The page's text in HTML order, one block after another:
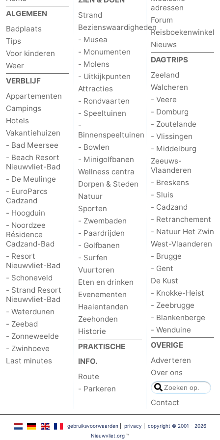
Uitkijkpunten
Attracties
-
Rondvaarten
-
Speeltuinen
-
Binnenspeeltuinen
Bowlen
-
Minigolfbanen
Wellness
centra
Dorpen
&
Steden
Natuur
Sporten
-
Zwembaden
-
Paardrijden
-
Golfbanen
-
Surfen
Vuurtoren
Eten
ALGEMEEN
Badplaats
Tips
Voor kinderen
Weer
VERBLIJF
Appartementen
Campings
Hotels
Vakantiehuizen
- Bad Meersee
- Beach Resort
Nieuwvliet-Bad
- De Meulinge
- EuroParcs
Cadzand
- Hoogduin
- Noordzee
Résidence
Cadzand-Bad
- Resort
Nieuwvliet-Bad
- Schoneveld
- Strand Resort
Nieuwvliet-Bad
- Waterdunen
- Zeebad
- Zonneweelde
- Zwinhoeve
Last minutes
Strand
Bezienswaardigheden
- Musea
- Monumenten
- Molens
- Uitkijkpunten
Attracties
- Rondvaarten
- Speeltuinen
-
Binnenspeeltuinen
- Bowlen
- Minigolfbanen
Wellness centra
Dorpen & Steden
Natuur
Sporten
- Zwembaden
- Paardrijden
- Golfbanen
- Surfen
Vuurtoren
Eten en drinken
Evenementen
Haaientanden
Zeehonden
Historie
PRAKTISCHE
INFO.
Route
- Parkeren
adressen
Forum
Reisboekenwinkel
Nieuws
DAGTRIPS
Zeeland
Walcheren
- Veere
- Domburg
- Zoutelande
- Vlissingen
- Middelburg
Zeeuws-
Vlaanderen
- Breskens
- Sluis
- Cadzand
- Retranchement
- Natuur Het Zwin
West-Vlaanderen
- Brugge
- Gent
De Kust
- Knokke-Heist
- Zeebrugge
- Blankenberge
- Wenduine
OVERIGE
Adverteren
Over ons
Contact
gebruiksvoorwaarden privacy
copyright © 2001 - 2026
Nieuwvliet.org ™